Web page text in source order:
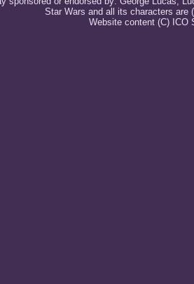
Star Wars and all its characters are
Website content (C) ICO